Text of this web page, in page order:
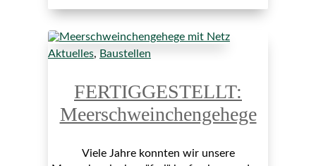
Aktuelles, Baustellen
FERTIGGESTELLT:
Meerschweinchengehege
Viele Jahre konnten wir unsere